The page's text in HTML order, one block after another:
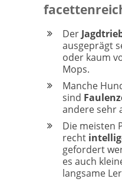
Der
ausgeprägt
oder kaum
Mops.
Manche
sind
andere sehr
Die meisten
recht
gefordert
es auch
langsame